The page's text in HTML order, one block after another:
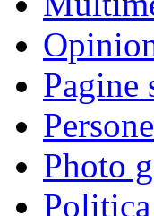
Pagine
Persone
Photo
Politica